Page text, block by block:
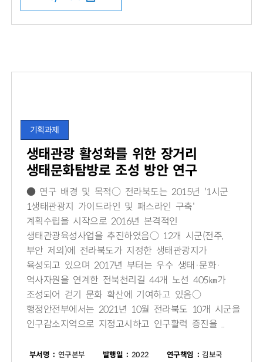
기획과제
생태관광 활성화를 위한 장거리
생태문화탐방로 조성 방안 연구
● 연구 배경 및 목적○ 전라북도는 2015년 '1시군
1생태관광지 가이드라인 및 패스라인 구축'
계획수립을 시작으로 2016년 본격적인
생태관광육성사업을 추진하였음○ 12개 시군(전주,
부안 제외)에 전라북도가 지정한 생태관광지가
육성되고 있으며 2017년 부터는 우수 생태·문화·
역사자원을 연계한 전북천리길 44개 노선 405㎞가
조성되어 걷기 문화 확산에 기여하고 있음○
행정안전부에서는 2021년 10월 전라북도 10개 시군을
인구감소지역으로 지정고시하고 인구활력 증진을 ..
부서명 : 연구본부 발행일 : 2022 연구책임 : 김보국